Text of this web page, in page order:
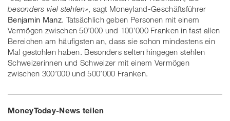
besonders viel stehlen», sagt Moneyland-Geschäftsführer
Benjamin Manz. Tatsächlich geben Personen mit einem
Vermögen zwischen 50’000 und 100’000 Franken in fast allen
Bereichen am häufigsten an, dass sie schon mindestens ein
Mal gestohlen haben. Besonders selten hingegen stehlen
Schweizerinnen und Schweizer mit einem Vermögen
zwischen 300’000 und 500’000 Franken.
MoneyToday-News teilen